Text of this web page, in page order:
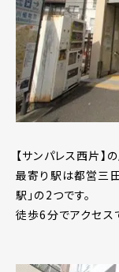
【サンパレス西片】
最寄り駅は都営三
駅」の2つです。
徒歩6分でアクセス